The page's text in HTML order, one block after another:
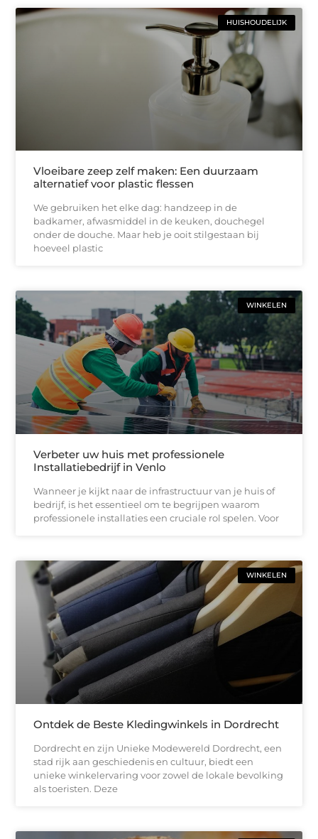
HUISHOUDELIJK
Vloeibare zeep zelf maken: Een duurzaam
alternatief voor plastic flessen
We gebruiken het elke dag: handzeep in de
badkamer, afwasmiddel in de keuken, douchegel
onder de douche. Maar heb je ooit stilgestaan bij
hoeveel plastic
WINKELEN
Verbeter uw huis met professionele
Installatiebedrijf in Venlo
Wanneer je kijkt naar de infrastructuur van je huis of
bedrijf, is het essentieel om te begrijpen waarom
professionele installaties een cruciale rol spelen. Voor
WINKELEN
Ontdek de Beste Kledingwinkels in Dordrecht
Dordrecht en zijn Unieke Modewereld Dordrecht, een
stad rijk aan geschiedenis en cultuur, biedt een
unieke winkelervaring voor zowel de lokale bevolking
als toeristen. Deze